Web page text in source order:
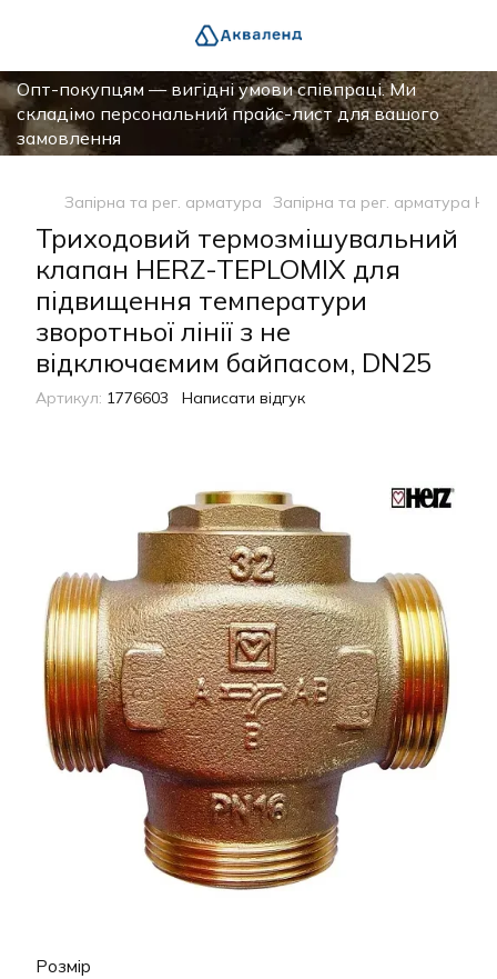
Опт-покупцям — вигідні умови співпраці. Ми
складімо персональний прайс-лист для вашого
замовлення
Запірна та рег. арматура Запірна та рег. арматура
Триходовий термозмішувальний
клапан HERZ-TEPLOMIX для
підвищення температури
зворотньої лінії з не
відключаємим байпасом, DN25
Артикул: 1776603 Написати відгук
Розмір